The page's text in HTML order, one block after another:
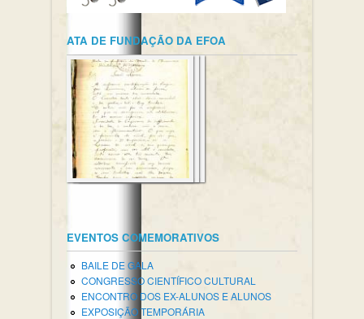
ATA DE FUNDAÇÃO DA EFOA
EVENTOS COMEMORATIVOS
BAILE DE GALA
CONGRESSO CIENTÍFICO CULTURAL
ENCONTRO DOS EX-ALUNOS E ALUNOS
EXPOSIÇÃO TEMPORÁRIA